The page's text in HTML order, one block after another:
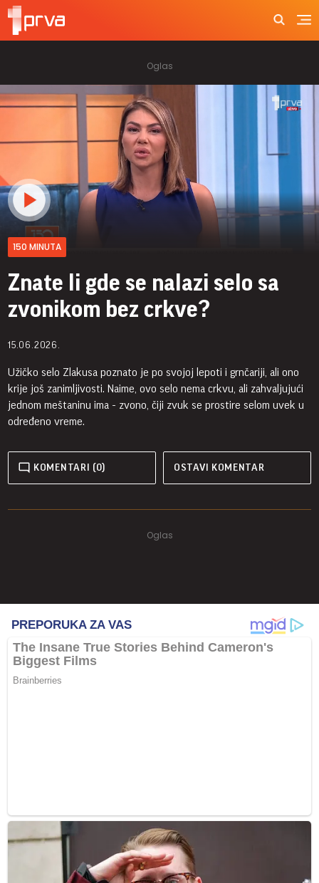
150 MINUTA
Znate li gde se nalazi selo sa
zvonikom bez crkve?
15.06.2026.
Užičko selo Zlakusa poznato je po svojoj lepoti i grnčariji, ali ono
krije još zanimljivosti. Naime, ovo selo nema crkvu, ali zahvaljujući
jednom meštaninu ima - zvono, čiji zvuk se prostire selom uvek u
određeno vreme.
KOMENTARI (0) OSTAVI KOMENTAR